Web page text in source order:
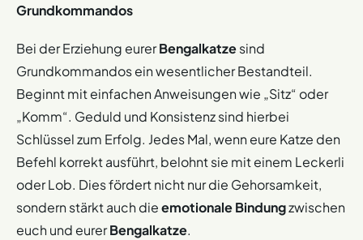
Grundkommandos
Bei der Erziehung eurerBengalkatzesind
Grundkommandos ein wesentlicher Bestandteil.
Beginnt mit einfachen Anweisungen wie „Sitz“ oder
„Komm“. Geduld und Konsistenz sind hierbei
Schlüssel zum Erfolg. Jedes Mal, wenn eure Katze den
Befehl korrekt ausführt, belohnt sie mit einem Leckerli
oder Lob. Dies fördert nicht nur die Gehorsamkeit,
sondern stärkt auch dieemotionale Bindungzwischen
euch und eurerBengalkatze.